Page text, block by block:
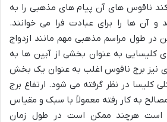
ناقوس های آن پیام های مذهبی را به
آن ها را برای عبادت فرا می خوانند.
طول مراسم مذهبی مهم مانند ازدواج
به عنوان بخشی از آیین ها به
نیز برج ناقوس اغلب به عنوان یک بخش
کلیسا در نظر گرفته می شود. ارتفاع برج
به کار رفته معمولاً با سبک و مقیاس
است هرچند ممکن است در طول زمان